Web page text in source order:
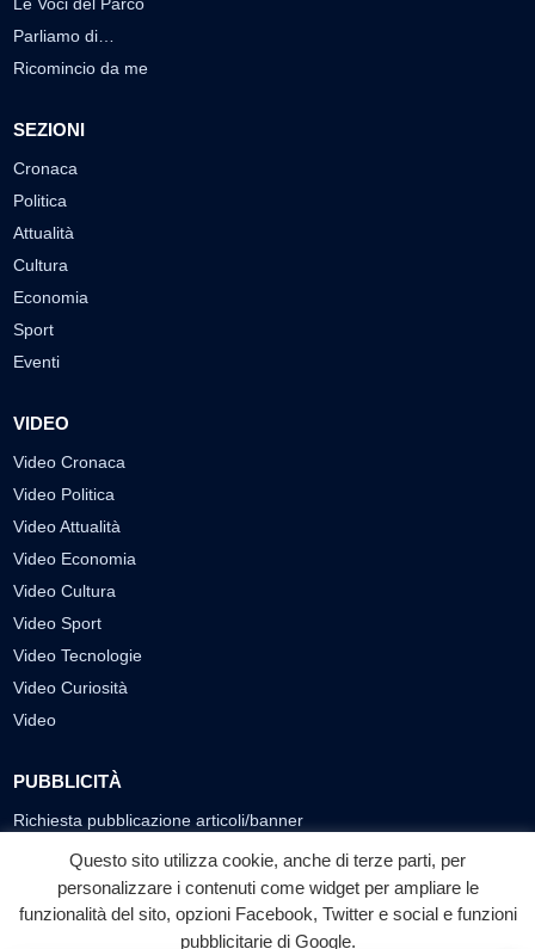
Le Voci del Parco
Parliamo di…
Ricomincio da me
SEZIONI
Cronaca
Politica
Attualità
Cultura
Economia
Sport
Eventi
VIDEO
Video Cronaca
Video Politica
Video Attualità
Video Economia
Video Cultura
Video Sport
Video Tecnologie
Video Curiosità
Video
PUBBLICITÀ
Richiesta pubblicazione articoli/banner
SEGUICI SUI SOCIAL
f ◎ ▶
Questo sito utilizza cookie, anche di terze parti, per
personalizzare i contenuti come widget per ampliare le
funzionalità del sito, opzioni Facebook, Twitter e social e funzioni
pubblicitarie di Google.